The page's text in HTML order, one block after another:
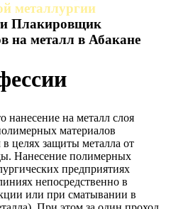
металлургии
Плакировщик
на металл в Абакане
нанесение на металл слоя
материалов
целях защиты металла от
Нанесение полимерных
предприятиях
непосредственно в
или при сматывании в